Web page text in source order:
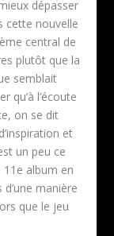
dépasser
cette nouvelle
central de
plutôt que la
semblait
qu’à l’écoute
on se dit
et
un peu ce
11e album en
manière
que le jeu